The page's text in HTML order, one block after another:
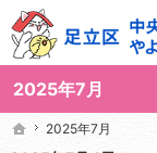
2025年7月
3世代で楽しめる地域のひろば
足立区中央本町地域学習セン
ホーム
2025年7月
ホーム
2025年7月